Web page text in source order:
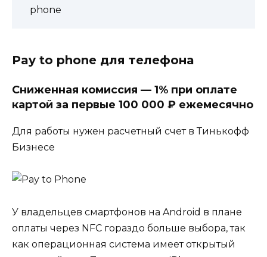
phone
Pay to phone для телефона
Сниженная комиссия — 1% при оплате
картой за первые 100 000 ₽ ежемесячно
Для работы нужен расчетный счет в Тинькофф
Бизнесе
У владельцев смартфонов на Android в плане
оплаты через NFC гораздо больше выбора, так
как операционная система имеет открытый